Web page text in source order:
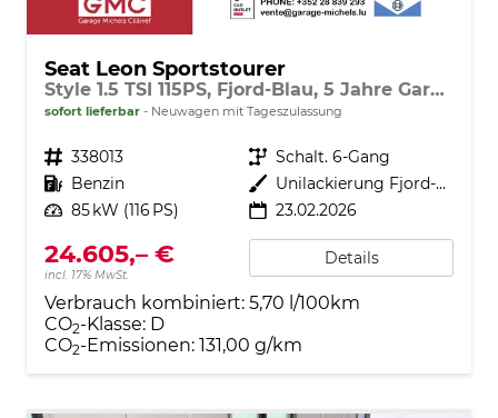
Seat Leon Sportstourer
Style 1.5 TSI 115PS, Fjord-Blau, 5 Jahre Garantie, 16" ALU, MATRIX-LED, Privacy-Glas, Winter-Paket, 3-Zonen-Climatronic, ParkAssist, Parksensoren v/h, Rückfahrkamera, Radio 10,4" + Full-Link, Tempomat, M-Lederlenkrad, variabler Ladeboden
sofort lieferbar Neuwagen mit Tageszulassung
Fahrzeugnr. 338013 Getriebe Schalt. 6-Gang
Kraftstoff Benzin Außenfarbe
Unilackierung Fjord-Blau (Vermerk: hohe Lackempfindlichkeit!)
Leistung 85 kW (116 PS) 23.02.2026
24.605,– €
incl. 17% MwSt.
Details
Verbrauch kombiniert: 5,70 l/100km
CO2-Klasse: D
CO2-Emissionen: 131,00 g/km